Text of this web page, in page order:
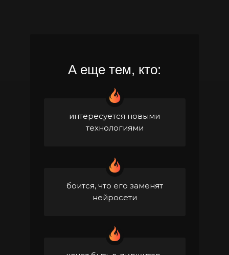
интересуется новыми
технологиями
боится, что его заменят
нейросети
А еще тем, кто: